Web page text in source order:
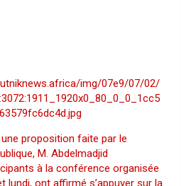
img/07e9/07/02/
proposition faite par le
M. Abdelmadjid
à la conférence organisée
lundi, ont affirmé s’appuyer sur la